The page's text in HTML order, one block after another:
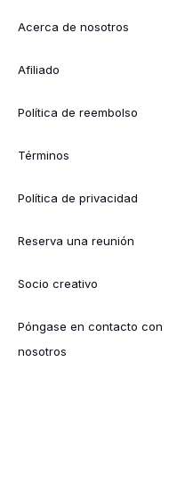
Acerca de nosotros
Afiliado
Política de reembolso
Términos
Política de privacidad
Reserva una reunión
Socio creativo
Póngase en contacto con
nosotros